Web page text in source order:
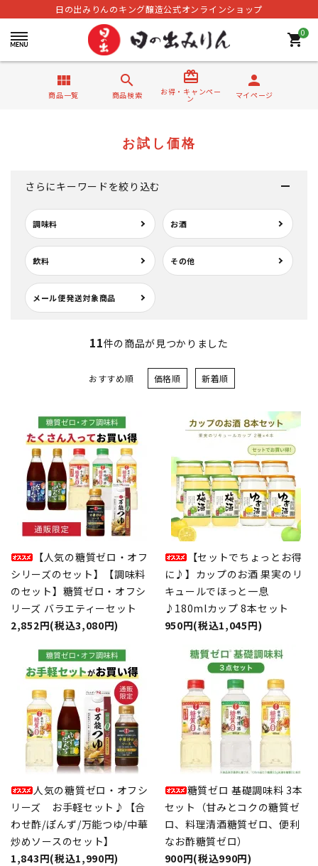
日の出みりんのキング醸造公式オンラインショップ
0
shopping_cart
view_module
商品一覧
search
商品検索
card_giftcard
お得・キャンペー
ン
person
マイページ
お試し価格
さらにキーワードを絞り込む
調味料 お酒
飲料 その他
メール便発送対象商品
11件の商品が見つかりました
おすすめ順 価格順 新着順
【人気の糖質ゼロ・オフ
シリーズのセット】【調味料
のセット】糖質ゼロ・オフシ
リーズ バラエティーセット
2,852円(税込3,080円)
【セットでちょっとお得
に♪】カップのお酒 果実のリ
キュールでほっと一息
♪180mlカップ 8本セット
950円(税込1,045円)
人気の糖質ゼロ・オフシ
リーズ お手軽セット♪【合
わせ酢/ぽんず/万能つゆ/中華
炒めソースのセット】
1,843円(税込1,990円)
糖質ゼロ 基礎調味料 3本
セット（甘みとコクの糖質ゼ
ロ、料理清酒糖質ゼロ、便利
なお酢糖質ゼロ）
900円(税込990円)